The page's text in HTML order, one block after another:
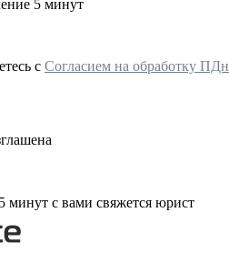
5 минут
с Согласием на обработку ПДн
минут с вами свяжется юрист